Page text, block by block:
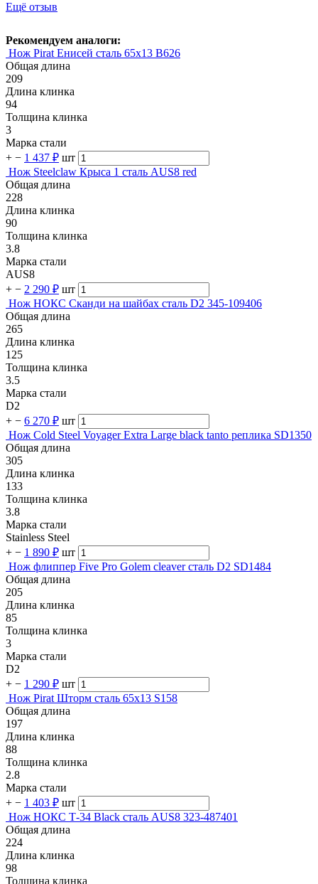
Ещё отзыв
Рекомендуем аналоги:
Нож Pirat Енисей сталь 65х13 B626
Общая длина
209
Длина клинка
94
Толщина клинка
3
Марка стали
+ − 1 437 ₽ шт
Нож Steelclaw Крыса 1 сталь AUS8 red
Общая длина
228
Длина клинка
90
Толщина клинка
3.8
Марка стали
AUS8
+ − 2 290 ₽ шт
Нож НОКС Сканди на шайбах сталь D2 345-109406
Общая длина
265
Длина клинка
125
Толщина клинка
3.5
Марка стали
D2
+ − 6 270 ₽ шт
Нож Cold Steel Voyager Extra Large black tanto реплика SD1350
Общая длина
305
Длина клинка
133
Толщина клинка
3.8
Марка стали
Stainless Steel
+ − 1 890 ₽ шт
Нож флиппер Five Pro Golem cleaver сталь D2 SD1484
Общая длина
205
Длина клинка
85
Толщина клинка
3
Марка стали
D2
+ − 1 290 ₽ шт
Нож Pirat Шторм сталь 65х13 S158
Общая длина
197
Длина клинка
88
Толщина клинка
2.8
Марка стали
+ − 1 403 ₽ шт
Нож НОКС Т-34 Black сталь AUS8 323-487401
Общая длина
224
Длина клинка
98
Толщина клинка